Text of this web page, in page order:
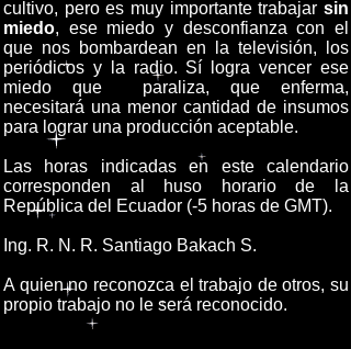
cultivo, pero es muy importante trabajar sin
miedo, ese miedo y desconfianza con el
que nos bombardean en la televisión, los
periódicos y la radio. Sí logra vencer ese
miedo que paraliza, que enferma,
necesitará una menor cantidad de insumos
para lograr una producción aceptable.
Las horas indicadas en este calendario
corresponden al huso horario de la
República del Ecuador (-5 horas de GMT).
Ing. R. N. R. Santiago Bakach S.
A quien no reconozca el trabajo de otros, su
propio trabajo no le será reconocido.